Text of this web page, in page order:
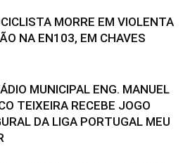
MORRE EM VIOLENTA
NA EN103, EM CHAVES
MUNICIPAL ENG. MANUEL
TEIXEIRA RECEBE JOGO
DA LIGA PORTUGAL MEU